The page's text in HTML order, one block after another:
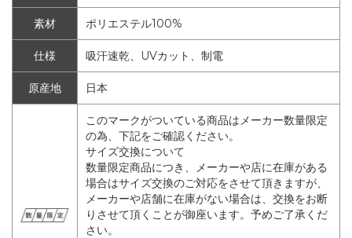
素材 ポリエステル100%
仕様 吸汗速乾、UVカット、制電
原産地 日本
このマークがついている商品はメーカー数量限定
の為、下記をご確認ください。
サイズ交換について
数量限定商品につき、メーカーや店に在庫がある
場合はサイズ交換のご対応をさせて頂きますが、
メーカーや店舗に在庫がない場合は、交換をお断
りさせて頂くことが御座います。予めご了承くだ
さい。